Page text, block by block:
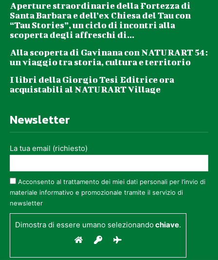
Aperture straordinarie della Fortezza di
Santa Barbara e dell’ex Chiesa del Tau con
“Tau Stories”, un ciclo di incontri alla
scoperta degli affreschi di...
Alla scoperta di Gavinana con NATURART 54:
un viaggio tra storia, cultura e territorio
I libri della Giorgio Tesi Editrice ora
acquistabili al NATURART Village
Newsletter
La tua email (richiesto)
Acconsento al trattamento dei miei dati personali per l’invio di
materiale informativo e promozionale tramite il servizio di
newsletter
Dimostra di essere umano selezionandochiave.